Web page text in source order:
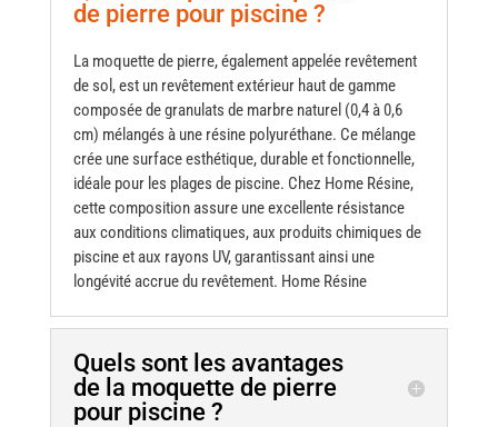
de pierre pour piscine ?
La moquette de pierre, également appeléerevêtement
de sol , est un revêtement extérieur haut degamme
composéede granulats de marbre naturel (0,4 à 0,6
cm) mélangés à une résine polyuréthane. Ce mélange
crée une surface esthétique, durable et fonctionnelle,
idéale pour les plages de piscine. Chez Home Résine,
cette composition assure une excellente résistance
aux conditions climatiques, aux produits chimiques de
piscine et aux rayons UV, garantissant ainsi une
longévité accrue du revêtement. Home Résine
Quels sont les avantages
de la moquette de pierre
pour piscine ?